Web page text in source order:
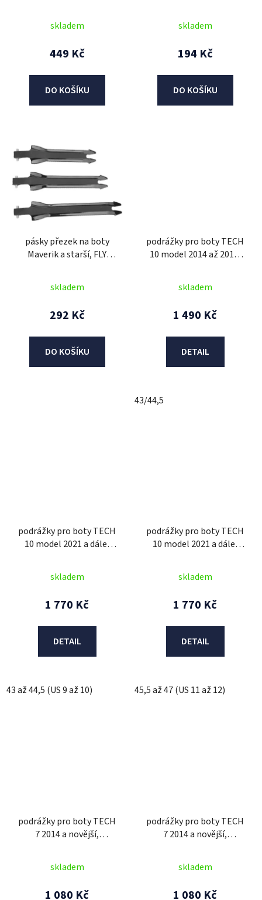
skladem
449 Kč
DO KOŠÍKU
skladem
194 Kč
DO KOŠÍKU
pásky přezek na boty
Maverik a starší, FLY
38 černé)
skladem
292 Kč
DO KOŠÍKU
podrážky pro boty TECH
10 model 2014 až 2018,
skladem
1 490 Kč
DETAIL
43/44,5
podrážky pro boty TECH
10 model 2021 a dále,
skladem
1 770 Kč
DETAIL
43 až 44,5 (US 9 až 10)
podrážky pro boty TECH
10 model 2021 a dále,
skladem
1 770 Kč
DETAIL
45,5 až 47 (US 11 až 12)
podrážky pro boty TECH
7 2014 a novější,
skladem
1 080 Kč
podrážky pro boty TECH
7 2014 a novější,
skladem
1 080 Kč